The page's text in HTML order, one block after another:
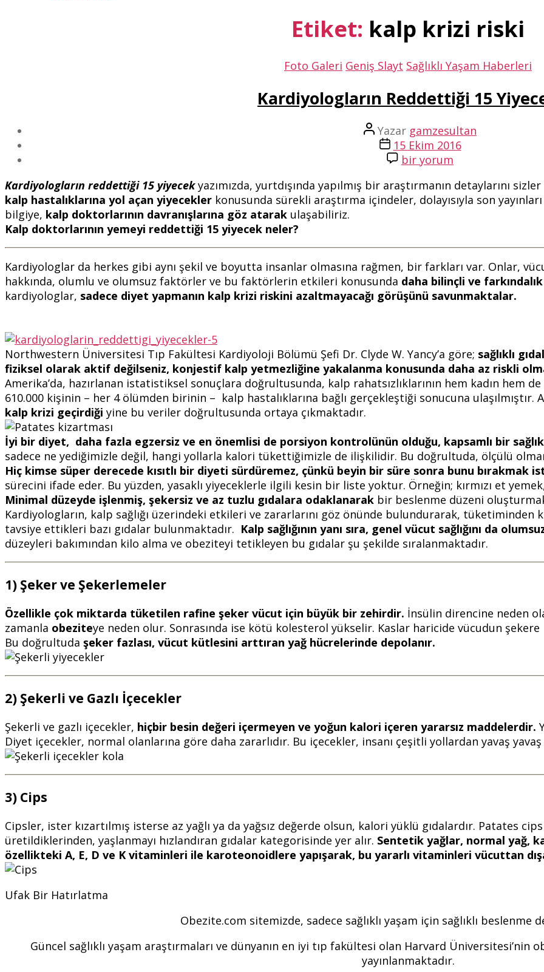
Etiket: kalp krizi riski
Kategoriler
Foto Galeri Geniş Slayt Sağlıklı Yaşam Haberleri
Kardiyologların Reddettiği 15
Yazının
yazarı
Yazar gamzesultan
Yazı
tarihi
15 Ekim 2016
Kardiyologların
15
Yiyecek
bir yorum
Kardiyologların reddettiği 15 yiyecekyazımızda, yurtdışında yapılmış bir araştırmanın detaylarını
kalp hastalıklarına yol açan yiyecekler konusunda sürekli araştırma içindeler, dolayısıyla son
bilgiye, kalp doktorlarının davranışlarına göz atarak ulaşabiliriz.
Kalp doktorlarının yemeyi reddettiği 15 yiyecek neler?
Kardiyologlar da herkes gibi aynı şekil ve boyutta insanlar olmasına rağmen, bir farkları var. Onlar,
hakkında, olumlu ve olumsuz faktörler ve bu faktörlerin etkileri konusunda daha bilinçli ve
kardiyologlar, sadece diyet yapmanın kalp krizi riskini azaltmayacağı görüşünü savunmaktalar.
Northwestern Üniversitesi Tıp Fakültesi Kardiyoloji Bölümü Şefi Dr. Clyde W. Yancy’a göre; sağlıklı
fiziksel olarak aktif değilseniz, konjestif kalp yetmezliğine yakalanma konusunda daha az riskli
Amerika’da, hazırlanan istatistiksel sonuçlara doğrultusunda, kalp rahatsızlıklarının hem kadın hem
610.000 kişinin – her 4 ölümden birinin – kalp hastalıklarına bağlı gerçekleştiği sonucuna ulaşılmıştır.
kalp krizi geçirdiği yine bu veriler doğrultusunda ortaya çıkmaktadır.
İyi bir diyet, daha fazla egzersiz ve en önemlisi de porsiyon kontrolünün olduğu, kapsamlı bir
sadece ne yediğimizle değil, hangi yollarla kalori tükettiğimizle de ilişkilidir. Bu doğrultuda, ölçülü
Hiç kimse süper derecede kısıtlı bir diyeti sürdüremez, çünkü beyin bir süre sonra bunu bırakmak
sürecini ifade eder. Bu yüzden, yasaklı yiyeceklerle ilgili kesin bir liste yoktur. Örneğin; kırmızı et
Minimal düzeyde işlenmiş, şekersiz ve az tuzlu gıdalara odaklanarak bir beslenme düzeni
Kardiyologların, kalp sağlığı üzerindeki etkileri ve zararlarını göz önünde bulundurarak, tüketiminden
tavsiye ettikleri bazı gıdalar bulunmaktadır. Kalp sağlığının yanı sıra, genel vücut sağlığını da
düzeyleri bakımından kilo alma ve obeziteyi tetikleyen bu gıdalar şu şekilde sıralanmaktadır.
1) Şeker ve Şekerlemeler
Özellikle çok miktarda tüketilen rafine şeker vücut için büyük bir zehirdir. İnsülin direncine neden
zamanla obeziteye neden olur. Sonrasında ise kötü kolesterol yükselir. Kaslar haricide vücudun
Bu doğrultuda şeker fazlası, vücut kütlesini arttıran yağ hücrelerinde depolanır.
2) Şekerli ve Gazlı İçecekler
Şekerli ve gazlı içecekler, hiçbir besin değeri içermeyen ve yoğun kalori içeren yararsız maddelerdir.
Diyet içecekler, normal olanlarına göre daha zararlıdır. Bu içecekler, insanı çeşitli yollardan yavaş
3) Cips
Cipsler, ister kızartılmış isterse az yağlı ya da yağsız değerde olsun, kalori yüklü gıdalardır. Patates
üretildiklerinden, yaşlanmayı hızlandıran gıdalar kategorisinde yer alır. Sentetik yağlar, normal yağ,
özellikteki A, E, D ve K vitaminleri ile karoteonoidlere yapışarak, bu yararlı vitaminleri vücuttan
Ufak Bir Hatırlatma
Obezite.com sitemizde, sadece sağlıklı yaşam için sağlıklı beslenme
Güncel sağlıklı yaşam araştırmaları ve dünyanın en iyi tıp fakültesi olan Harvard
yayınlanmaktadır.